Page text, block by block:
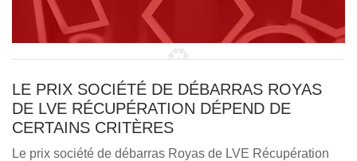
LE PRIX SOCIÉTÉ DE DÉBARRAS ROYAS
DE LVE RÉCUPÉRATION DÉPEND DE
CERTAINS CRITÈRES
Le prix société de débarras Royas de LVE Récupération